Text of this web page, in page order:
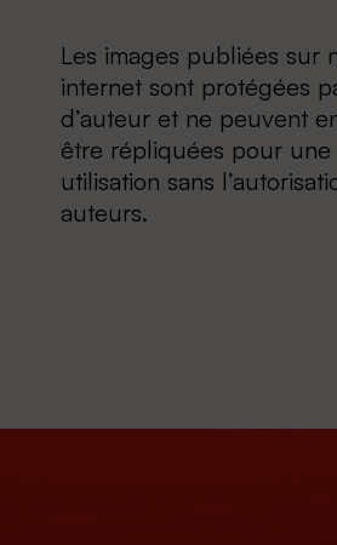
Les images publiées sur
internet sont protégées
d’auteur et ne peuvent
être répliquées pour une
utilisation sans
auteurs.